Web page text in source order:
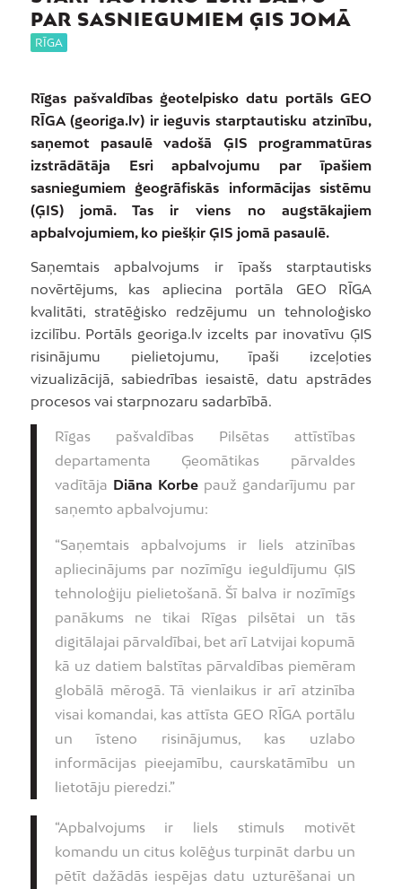
PAR SASNIEGUMIEM ĢIS JOMĀ
RĪGA
Rīgas pašvaldības ģeotelpisko datu portāls GEO
RĪGA (georiga.lv) ir ieguvis starptautisku atzinību,
saņemot pasaulē vadošā ĢIS programmatūras
izstrādātāja Esri apbalvojumu par īpašiem
sasniegumiem ģeogrāfiskās informācijas sistēmu
(ĢIS) jomā. Tas ir viens no augstākajiem
apbalvojumiem, ko piešķir ĢIS jomā pasaulē.
Saņemtais apbalvojums ir īpašs starptautisks
novērtējums, kas apliecina portāla GEO RĪGA
kvalitāti, stratēģisko redzējumu un tehnoloģisko
izcilību. Portāls georiga.lv izcelts par inovatīvu ĢIS
risinājumu pielietojumu, īpaši izceļoties
vizualizācijā, sabiedrības iesaistē, datu apstrādes
procesos vai starpnozaru sadarbībā.
Rīgas pašvaldības Pilsētas attīstības
departamenta Ģeomātikas pārvaldes
vadītāja Diāna Korbepauž gandarījumu par
saņemto apbalvojumu:
“Saņemtais apbalvojums ir liels atzinības
apliecinājums par nozīmīgu ieguldījumu ĢIS
tehnoloģiju pielietošanā. Šī balva ir nozīmīgs
panākums ne tikai Rīgas pilsētai un tās
digitālajai pārvaldībai, bet arī Latvijai kopumā
kā uz datiem balstītas pārvaldības piemēram
globālā mērogā. Tā vienlaikus ir arī atzinība
visai komandai, kas attīsta GEO RĪGA portālu
un īsteno risinājumus, kas uzlabo
informācijas pieejamību, caurskatāmību un
lietotāju pieredzi.”
“Apbalvojums ir liels stimuls motivēt
komandu un citus kolēģus turpināt darbu un
pētīt dažādās iespējas datu uzturēšanai un